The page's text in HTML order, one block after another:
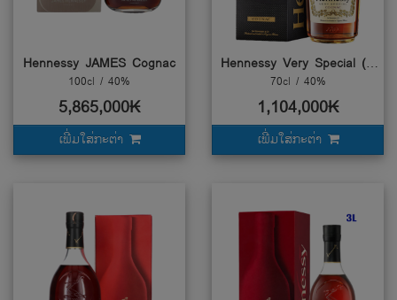
Hennessy JAMES Cognac
100cl / 40%
5,865,000₭
ເພີ່ມໃສ່ກະຕ່າ
Hennessy Very Special (VS)
70cl / 40%
1,104,000₭
ເພີ່ມໃສ່ກະຕ່າ